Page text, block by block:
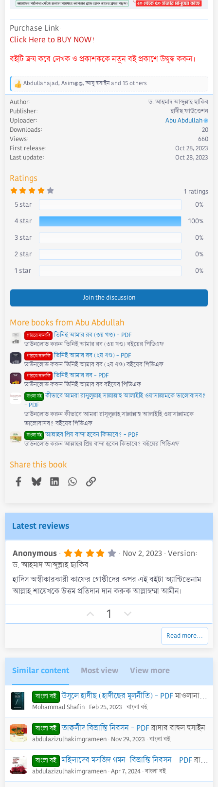
Purchase Link
Click Here to BUY NOW!
বইটি ক্রয় করে লেখক ও প্রকাশককে নতুন বই প্রকাশে উদ্বুদ্ধ করুন।
R
e
a
c
t
i
o
n
s
Abdullahajad, Asim@@,আবু হুসাইনand 15 others
Author
ড. আহমাদ আব্দুল্লাহ ছাকিব
Publisher
হাদীছ ফাউণ্ডেশন
Uploader
Abu Abdullah
Downloads
20
Views
660
First release
Oct 28, 2023
Last update
Oct 28, 2023
Ratings
4
0
0
s
t
a
r
1 ratings
5 star
0%
4 star
100%
3 star
0%
2 star
0%
1 star
0%
Join the discussion
More books from Abu Abdullah
গায়রে সালাফি তিনিই আমার রব (৩য় খণ্ড) - PDF
ডাউনলোড করুন তিনিই আমার রব (৩য় খণ্ড) বইয়ের পিডিএফ
গায়রে সালাফি তিনিই আমার রব (২য় খণ্ড) - PDF
ডাউনলোড করুন তিনিই আমার রব (২য় খণ্ড) বইয়ের পিডিএফ
গায়রে সালাফি তিনিই আমার রব - PDF
ডাউনলোড করুন তিনিই আমার রব বইয়ের পিডিএফ
বাংলা বই কীভাবে আমরা রাসূলুল্লাহ সাল্লাল্লাহু আলাইহি ওয়াসাল্লামকে ভালোবাসব?
- PDF
ডাউনলোড করুন কীভাবে আমরা রাসূলুল্লাহ সাল্লাল্লাহু আলাইহি ওয়াসাল্লামকে
ভালোবাসব? বইয়ের পিডিএফ
বাংলা বই আল্লাহর প্রিয় বান্দা হবেন কিভাবে? - PDF
ডাউনলোড করুন আল্লাহর প্রিয় বান্দা হবেন কিভাবে? বইয়ের পিডিএফ
Share this book
Facebook
BlueskyLinkedInWhatsApp
Link
Latest reviews
Anonymous 4
0
s
t
r
s
Nov 2, 2023 Version:
ড. আহমাদ আব্দুল্লাহ ছাকিব
হাদিস অস্বীকারকারী কাফের গোষ্ঠীদের ওপর এই বইটা অ্যান্টিভেনাম
আল্লাহ শায়েখকে উত্তম প্রতিদান দান করুক আল্লাহুম্মা আমীন।
p
t
e
1
o
v
o
t
e
Read more…
Similar content Most view View more
বাংলা বই উসূলে হাদীছ (হাদীছের মূলনীতি) - PDFমাওলানা মুহাম্মদ আমীন আছারী
Mohammad Shafin Feb 25, 2023 বাংলা বই
বাংলা বই তাক্বলীদ বিভ্রান্তি নিরসন - PDFব্রাদার রাহুল হুসাইন
abdulazizulhakimgrameen Nov 29, 2023 বাংলা বই
বাংলা বই মহিলাদের মসজিদ গমন: বিভ্রান্তি নিরসন - PDFব্রাদার রাহুল হুসাইন
abdulazizulhakimgrameen Apr 7, 2024 বাংলা বই